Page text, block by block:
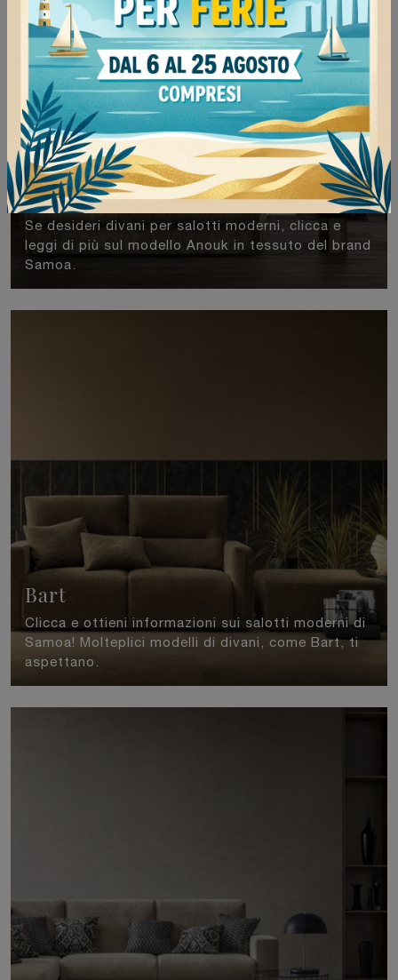
Anouk
Se desideri divani per salotti moderni, clicca e
leggi di più sul modello Anouk in tessuto del brand
Samoa.
Bart
Clicca e ottieni informazioni sui salotti moderni di
Samoa! Molteplici modelli di divani, come Bart, ti
aspettano.